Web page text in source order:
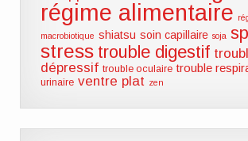
régime alimentaire
macrobiotique shiatsu soin capillaire soja
stress trouble digestif
dépressif trouble oculaire trouble
urinaire ventre plat zen